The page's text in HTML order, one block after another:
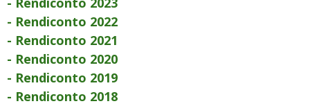
- Rendiconto 2022
- Rendiconto 2021
- Rendiconto 2020
- Rendiconto 2019
- Rendiconto 2018